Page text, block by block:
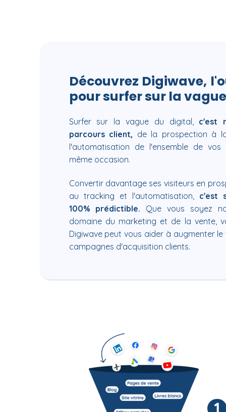
Découvrez Digiwave,
pour surfer sur la
Surfer sur la vague du digital, c'est
parcours client, de la prospection à
l'automatisation de l'ensemble de
même occasion.
Convertir davantage ses visiteurs en
au tracking et l'automatisation, c'est
100% prédictible. Que vous soyez
domaine du marketing et de la vente,
Digiwave peut vous aider à augmenter
campagnes d'acquisition clients.